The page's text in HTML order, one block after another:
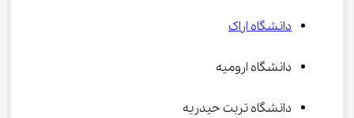
دانشگاه اراک
دانشگاه ارومیه
دانشگاه تربت حیدریه